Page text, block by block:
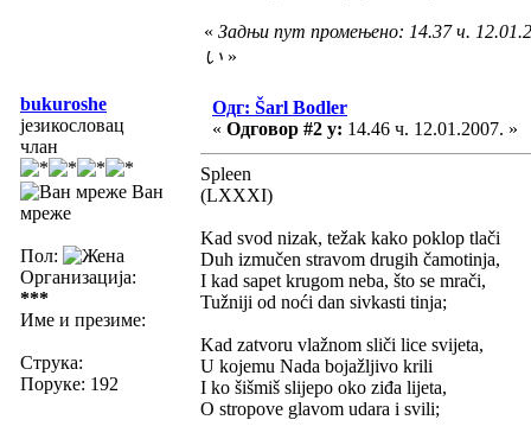
« Задњи пут промењено: 14.37 ч.
い »
bukuroshe
језикословац
члан
Ван
мреже
Пол:
Организација:
***
Име и презиме:
Струка:
Поруке: 192
Одг: Šarl Bodler
« Одговор #2 у: 14.46 ч. 12.01.2007. »
Spleen
(LXXXI)
Kad svod nizak, težak kako poklop tlači
Duh izmučen stravom drugih čamotinja,
I kad sapet krugom neba, što se mrači,
Tužniji od noći dan sivkasti tinja;
Kad zatvoru vlažnom sliči lice svijeta,
U kojemu Nada bojažljivo krili
I ko šišmiš slijepo oko ziđa lijeta,
O stropove glavom udara i svili;